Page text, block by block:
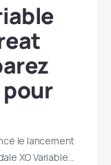
le lancement
XO Variable…